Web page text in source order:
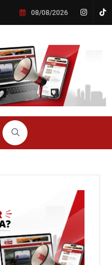
08/08/2026